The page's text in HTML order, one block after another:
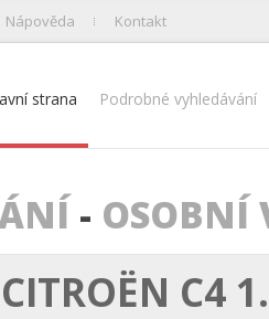
Nápověda Kontakt
strana Podrobné vyhledávání
- OSOBNÍ
C4